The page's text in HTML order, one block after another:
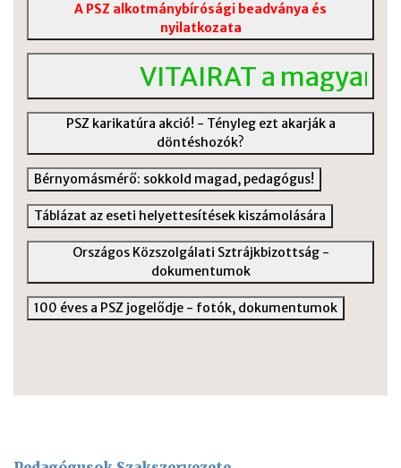
A PSZ alkotmánybírósági beadványa és
nyilatkozata
VITAIRAT a magyar
PSZ karikatúra akció! - Tényleg ezt akarják a
döntéshozók?
Bérnyomásmérő: sokkold magad, pedagógus!
Táblázat az eseti helyettesítések kiszámolására
Országos Közszolgálati Sztrájkbizottság -
dokumentumok
100 éves a PSZ jogelődje - fotók, dokumentumok